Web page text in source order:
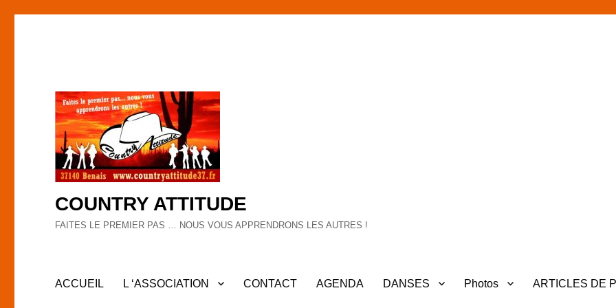
COUNTRY ATTITUDE
FAITES LE PREMIER PAS … NOUS VOUS APPRENDRONS LES AUTRES !
ACCUEIL L ‘ASSOCIATION CONTACT AGENDA DANSES Photos ARTICLES DE